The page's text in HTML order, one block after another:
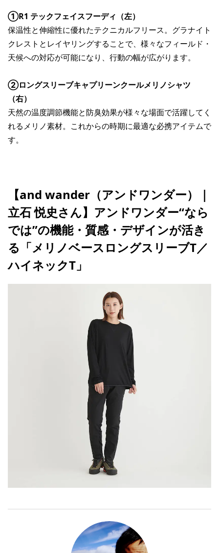
①R1 テックフェイスフーディ（左）
保温性と伸縮性に優れたテクニカルフリース。グラナイト
クレストとレイヤリングすることで、様々なフィールド・
天候への対応が可能になり、行動の幅が広がります。
②ロングスリーブキャプリーンクールメリノシャツ
（右）
天然の温度調節機能と防臭効果が様々な場面で活躍してく
れるメリノ素材。これからの時期に最適な必携アイテムで
す。
【and wander（アンドワンダー）｜
立石 悦史さん】アンドワンダー“なら
では”の機能・質感・デザインが活き
る「メリノベースロングスリーブT／
ハイネックT」